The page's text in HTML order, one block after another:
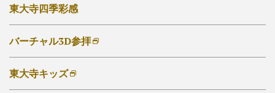
東大寺友の会
大仏奉賛会
東大寺四季彩感
バーチャル3D参拝
東大寺キッズ